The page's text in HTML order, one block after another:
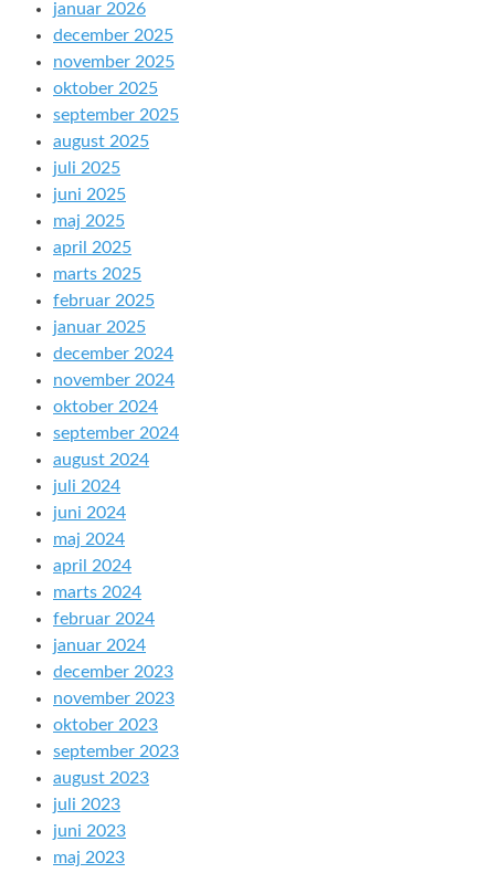
januar 2026
december 2025
november 2025
oktober 2025
september 2025
august 2025
juli 2025
juni 2025
maj 2025
april 2025
marts 2025
februar 2025
januar 2025
december 2024
november 2024
oktober 2024
september 2024
august 2024
juli 2024
juni 2024
maj 2024
april 2024
marts 2024
februar 2024
januar 2024
december 2023
november 2023
oktober 2023
september 2023
august 2023
juli 2023
juni 2023
maj 2023